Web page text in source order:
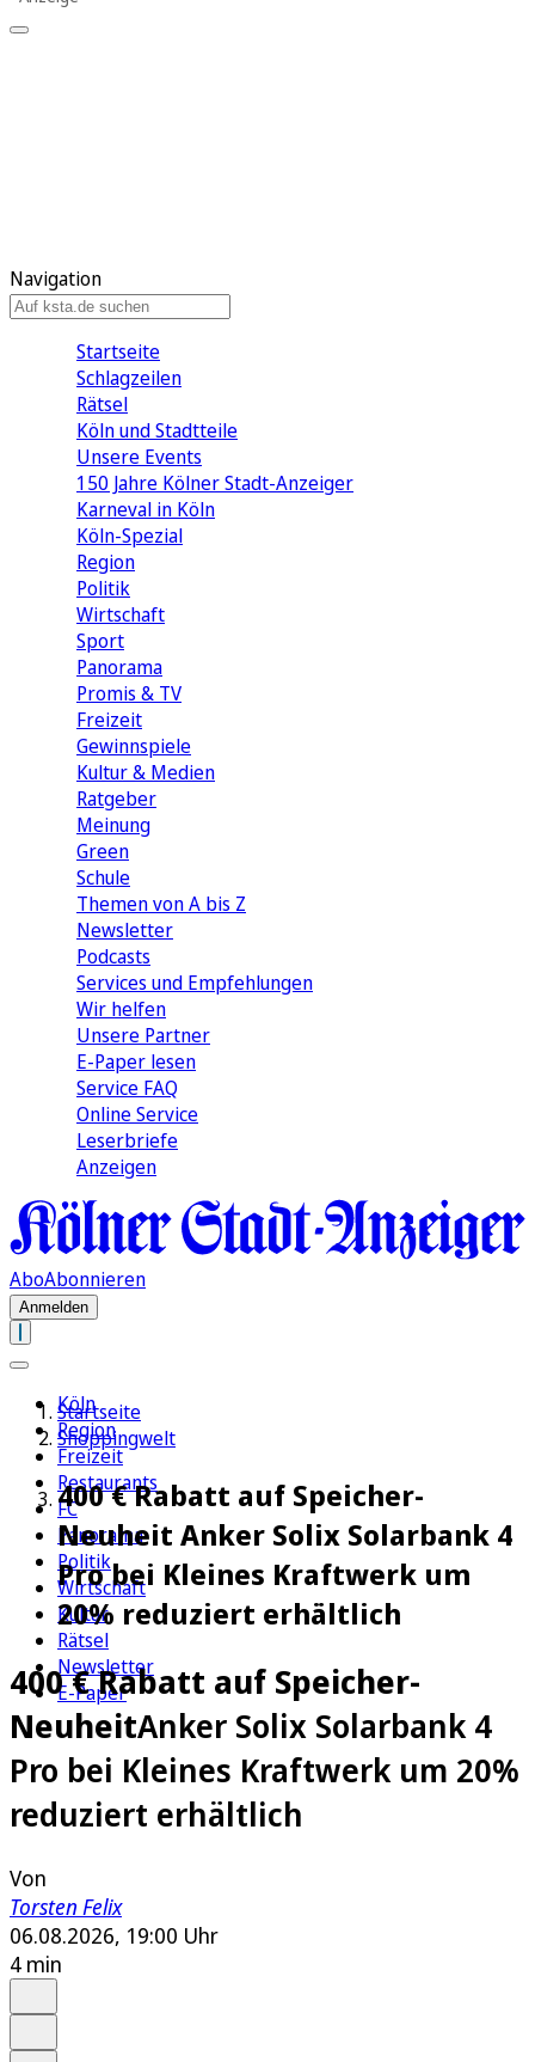
Navigation
Startseite
Schlagzeilen
Rätsel
Köln und Stadtteile
Unsere Events
150 Jahre Kölner Stadt-Anzeiger
Karneval in Köln
Köln-Spezial
Region
Politik
Wirtschaft
Sport
Panorama
Promis & TV
Freizeit
Gewinnspiele
Kultur & Medien
Ratgeber
Meinung
Green
Schule
Themen von A bis Z
Newsletter
Podcasts
Services und Empfehlungen
Wir helfen
Unsere Partner
E-Paper lesen
Service FAQ
Online Service
Leserbriefe
Anzeigen
AboAbonnieren
Anmelden
Köln
Region
Freizeit
Restaurants
FC
Panorama
Politik
Wirtschaft
Kultur
Rätsel
Newsletter
E-Paper
Startseite
Shoppingwelt
400 € Rabatt auf Speicher-
Neuheit Anker Solix Solarbank 4
Pro bei Kleines Kraftwerk um
20% reduziert erhältlich
400 € Rabatt auf Speicher-
NeuheitAnker Solix Solarbank 4
Pro bei Kleines Kraftwerk um 20%
reduziert erhältlich
Von
Torsten Felix
06.08.2026, 19:00 Uhr
4 min